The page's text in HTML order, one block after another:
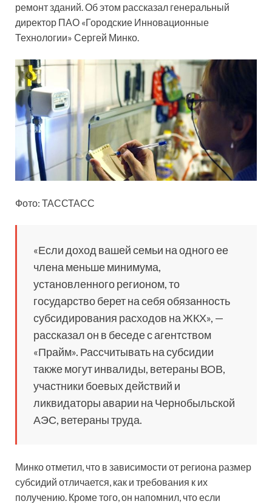
ремонт зданий. Об этом рассказал генеральный
директор ПАО «Городские Инновационные
Технологии» Сергей Минко.
Фото: ТАССТАСС
«Если доход вашей семьи на одного ее
члена меньше минимума,
установленного регионом, то
государство берет на себя обязанность
субсидирования расходов на ЖКХ», —
рассказал он в беседе с агентством
«Прайм». Рассчитывать на субсидии
также могут инвалиды, ветераны ВОВ,
участники боевых действий и
ликвидаторы аварии на Чернобыльской
АЭС, ветераны труда.
Минко отметил, что в зависимости от региона размер
субсидий отличается, как и требования к их
получению. Кроме того, он напомнил, что если